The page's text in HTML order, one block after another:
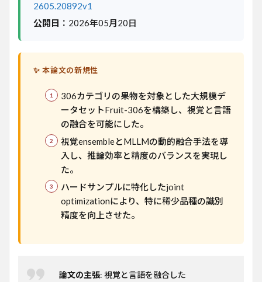
5
意義
能性
6
8.1
2605.20892v1
公開日 ：2026年05月20日
✨ 本論文の新規性
306カテゴリの果物を対象とした大規模デ
ータセットFruit-306を構築し、視覚と言語
の融合を可能にした。
視覚ensembleとMLLMの動的融合手法を導
入し、推論効率と精度のバランスを実現し
た。
ハードサンプルに特化したjoint
optimizationにより、特に稀少品種の識別
精度を向上させた。
論文の主張: 視覚と言語を融合した